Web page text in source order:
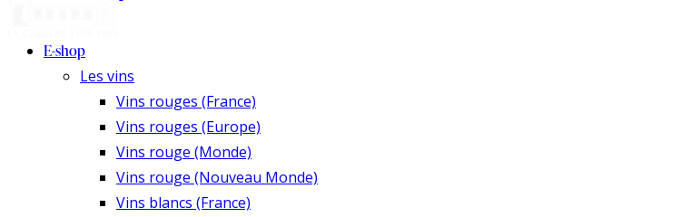
E-shop
Les vins
Vins rouges (France)
Vins rouges (Europe)
Vins rouge (Monde)
Vins rouge (Nouveau Monde)
Vins blancs (France)